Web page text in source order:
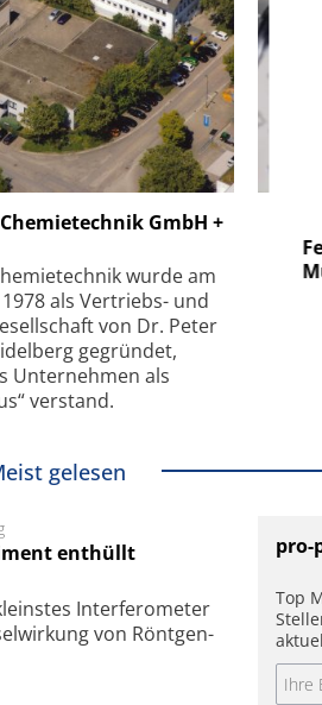
GmbH +
wurde am
als Vertriebs- und
von Dr. Peter
gegründet,
Unternehmen als
verstand.
SmarAct GmbH
kleinstem Raum
gelesen
enthüllt
In­ter­fe­ro­me­ter
von Rönt­gen­
pro-
Top